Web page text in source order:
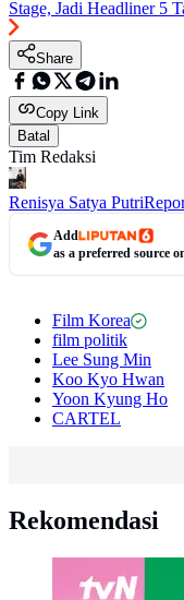
Stage, Jadi Headliner 5
Share
Copy Link
Batal
Tim Redaksi
Renisya Satya Putri
Add
as a preferred source
Film Korea
film politik
Lee Sung Min
Koo Kyo Hwan
Yoon Kyung Ho
CARTEL
Rekomendasi